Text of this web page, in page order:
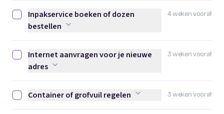
4 weken vooraf
Inpakservice boeken of dozen bestellen afvinken
Inpakservice boeken of dozen
bestellen
3 weken vooraf
Internet aanvragen voor je nieuwe adres afvinken
Internet aanvragen voor je nieuwe
adres
3 weken vooraf
Container of grofvuil regelen afvinken
Container of grofvuil regelen